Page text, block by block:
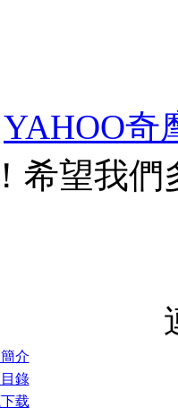
YAHOO奇
希望我們
介
錄
载